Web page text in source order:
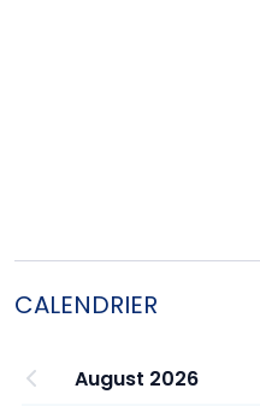
CALENDRIER
August 2026